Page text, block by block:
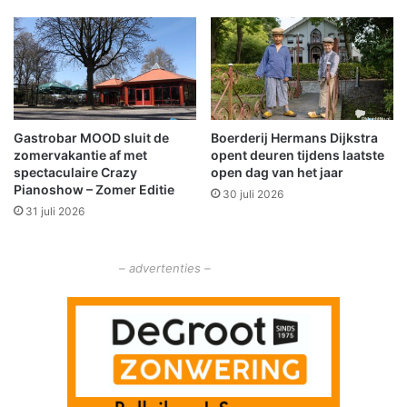
o
p
e
n
d
:
e
e
n
t
r
F
a
r
m
s
u
m
Gastrobar MOOD sluit de
zomervakantie af met
spectaculaire Crazy
Pianoshow – Zomer Editie
31 juli 2026
Boerderij Hermans Dijkstra
opent deuren tijdens laatste
open dag van het jaar
30 juli 2026
– advertenties –